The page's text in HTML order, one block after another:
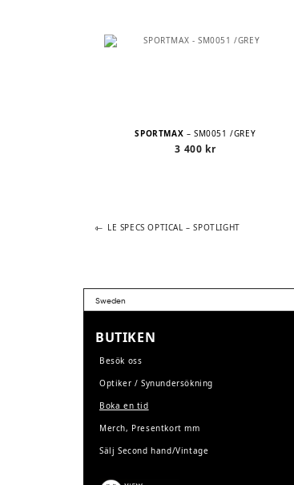
SPORTMAX – SM0051 /GREY
3 400 kr
POST
Previous
LE SPECS OPTICAL – SPOTLIGHT
BUTIKEN
Besök oss
Optiker / Synundersökning
Boka en tid
Merch, Presentkort mm
Sälj Second hand/Vintage